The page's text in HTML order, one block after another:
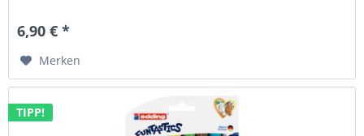
6,90 € *
Merken
TIPP!